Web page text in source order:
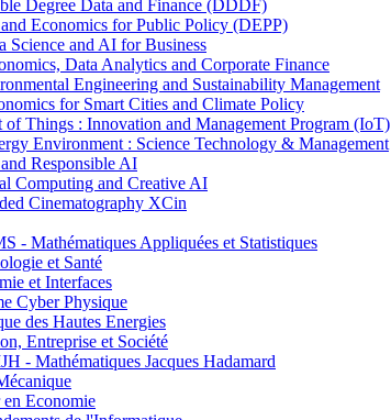
Degree Data and Finance (DDDF)
Economics for Public Policy (DEPP)
and AI for Business
Data Analytics and Corporate Finance
Engineering and Sustainability Management
for Smart Cities and Climate Policy
Things : Innovation and Management Program (IoT)
Environment : Science Technology & Management
Responsible AI
Computing and Creative AI
Cinematography XCin
- Mathématiques Appliquées et Statistiques
et Santé
et Interfaces
Cyber Physique
des Hautes Energies
Entreprise et Société
- Mathématiques Jacques Hadamard
Economie